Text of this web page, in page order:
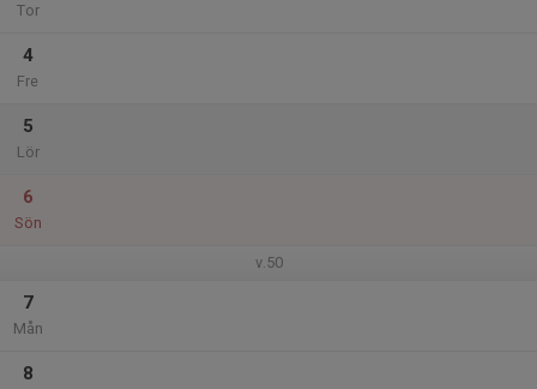
Tor
4
Fre
5
Lör
6
Sön
v.50
7
Mån
8